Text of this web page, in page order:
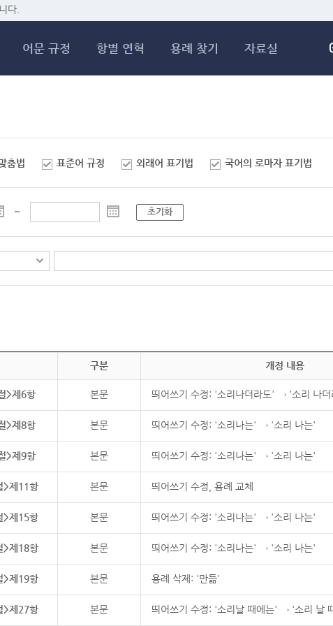
다.
어문 규정 항별 연혁 용례 찾기 자료실
춤법 표준어 규정 외래어 표기법 국어의 로마자 표기법
~ 초기화
구분 개정 내용
>제6항 본문 띄어쓰기 수정: '소리나더라도' → '소리 나더
>제8항 본문 띄어쓰기 수정: '소리나는' → '소리 나는'
>제9항 본문 띄어쓰기 수정: '소리나는' → '소리 나는'
>제11항 본문 띄어쓰기 수정, 용례 교체
>제15항 본문 띄어쓰기 수정: '소리나는' → '소리 나는'
>제18항 본문 띄어쓰기 수정: '소리나는' → '소리 나는'
>제19항 본문 용례 삭제: '만듦'
>제27항 본문 띄어쓰기 수정: '소리날 때에는' → '소리 날